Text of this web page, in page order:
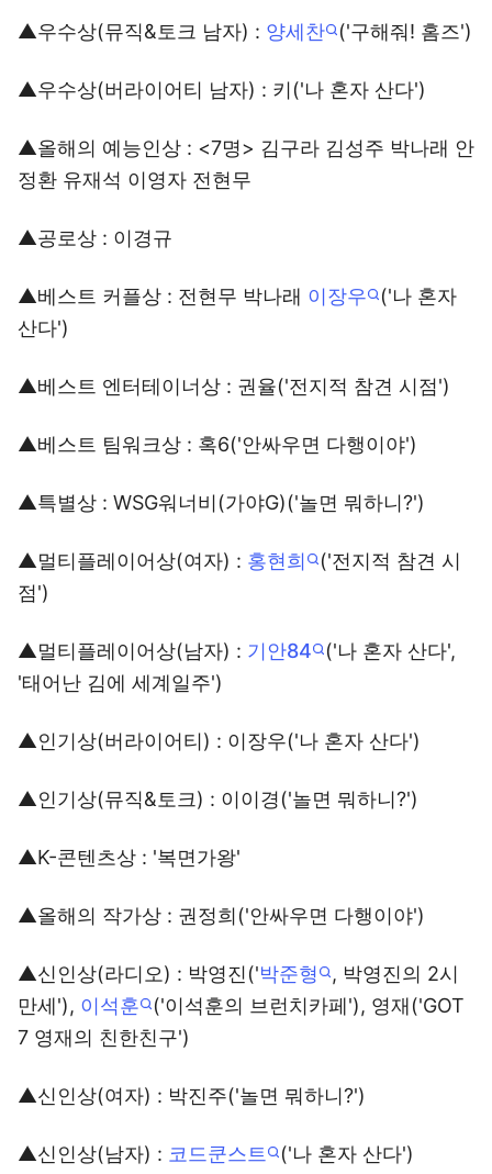
▲우수상(뮤직&토크 남자) : 양세찬 ('구해줘! 홈즈')
▲우수상(버라이어티 남자) : 키('나 혼자 산다')
▲올해의 예능인상 : <7명> 김구라 김성주 박나래 안
정환 유재석 이영자 전현무
▲공로상 : 이경규
▲베스트 커플상 : 전현무 박나래 이장우
('나 혼자
산다')
▲베스트 엔터테이너상 : 권율('전지적 참견 시점')
▲베스트 팀워크상 : 혹6('안싸우면 다행이야')
▲특별상 : WSG워너비(가야G)('놀면 뭐하니?')
▲멀티플레이어상(여자) : 홍현희
('전지적 참견 시
점')
▲멀티플레이어상(남자) : 기안84
('나 혼자 산다',
'태어난 김에 세계일주')
▲인기상(버라이어티) : 이장우('나 혼자 산다')
▲인기상(뮤직&토크) : 이이경('놀면 뭐하니?')
▲K-콘텐츠상 : '복면가왕'
▲올해의 작가상 : 권정희('안싸우면 다행이야')
▲신인상(라디오) : 박영진('박준형
, 박영진의 2시
만세'), 이석훈
('이석훈의 브런치카페'), 영재('GOT
7 영재의 친한친구')
▲신인상(여자) : 박진주('놀면 뭐하니?')
▲신인상(남자) : 코드쿤스트 ('나 혼자 산다')